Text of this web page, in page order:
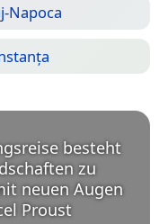
Napoca
besteht
zu
neuen Augen
Proust